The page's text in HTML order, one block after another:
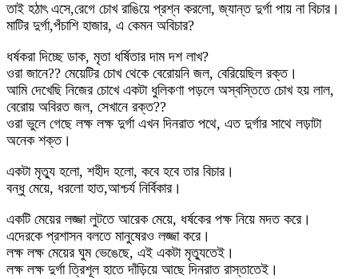
তাই হঠাৎ এসে,রেগে চোখ রাঙিয়ে প্রশ্ন করলো, জ্যান্ত দুর্গা পায় না বিচার।
মাটির দুর্গা,পঁচাশি হাজার, এ কেমন অবিচার?
ধর্ষকরা দিচ্ছে ডাক, মৃতা ধর্ষিতার দাম দশ লাখ?
ওরা জানে?? মেয়েটির চোখ থেকে বেরোয়নি জল, বেরিয়েছিল রক্ত।
আমি দেখেছি নিজের চোখে একটা ধুলিকণা পড়লে অস্বস্তিতে চোখ হয় লাল,
বেরোয় অবিরত জল, সেখানে রক্ত??
ওরা ভুলে গেছে লক্ষ লক্ষ দুর্গা এখন দিনরাত পথে, এত দুর্গার সাথে লড়াটা
অনেক শক্ত।
একটা মৃত্যু হলো, শহীদ হলো, কবে হবে তার বিচার।
বন্ধু মেয়ে, ধরলো হাত,আশ্চর্য নির্বিকার।
একটি মেয়ের লজ্জা লুটতে আরেক মেয়ে, ধর্ষকের পক্ষ নিয়ে মদত করে।
এদেরকে প্রশাসন বলতে মানুষেরও লজ্জা করে।
লক্ষ লক্ষ মেয়ের ঘুম ভেঙেছে, এই একটা মৃত্যুতেই।
লক্ষ লক্ষ দুর্গা ত্রিশূল হাতে দাঁড়িয়ে আছে দিনরাত রাস্তাতেই।